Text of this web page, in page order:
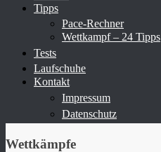
Tipps
Pace-Rechner
Wettkampf – 24 Tipps
Tests
Laufschuhe
Kontakt
Impressum
Datenschutz
Wettkämpfe